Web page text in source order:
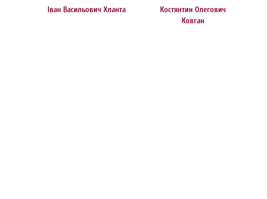
Іван Васильович Хланта
Костянтин Олегович
Ковган